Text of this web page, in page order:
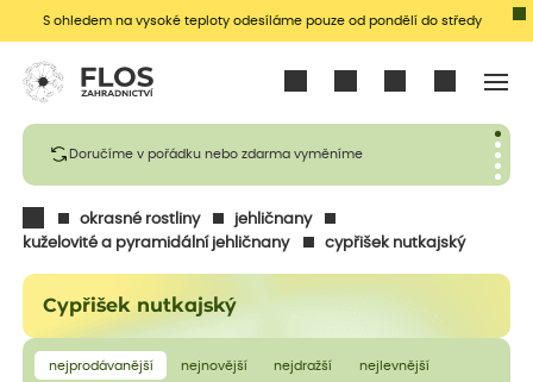
S ohledem na vysoké teploty odesíláme pouze od pondělí do středy
Doručíme v pořádku nebo zdarma vyměníme
okrasné rostliny
jehličnany
kuželovité a pyramidální jehličnany
cypřišek nutkajský
Cypřišek nutkajský
nejprodávanější nejnovější nejdražší nejlevnější